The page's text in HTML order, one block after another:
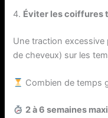
4. Éviter les coiffures
Une traction excessive
de cheveux) sur les
Combien de temps
2 à 6 semaines